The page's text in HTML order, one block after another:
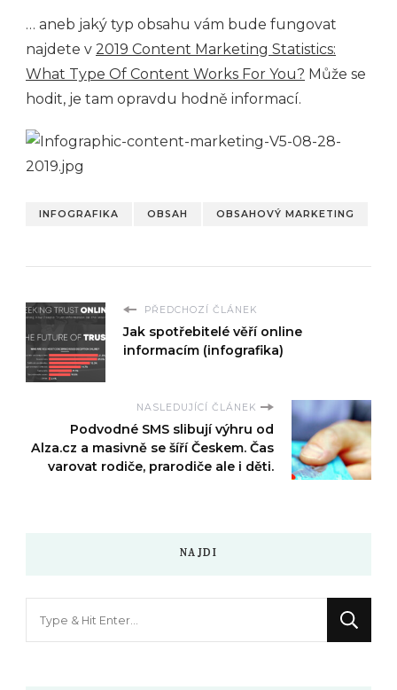
… aneb jaký typ obsahu vám bude fungovat
najdete v 2019 Content Marketing Statistics:
What Type Of Content Works For You? Může se
hodit, je tam opravdu hodně informací.
INFOGRAFIKA OBSAH OBSAHOVÝ MARKETING
PŘEDCHOZÍ ČLÁNEK
Jak spotřebitelé věří online
informacím (infografika)
NASLEDUJÍCÍ ČLÁNEK
Podvodné SMS slibují výhru od
Alza.cz a masivně se šíří Českem. Čas
varovat rodiče, prarodiče ale i děti.
NAJDI